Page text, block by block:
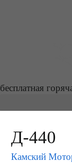
бесплатная
Д-440
Камский